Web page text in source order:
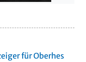
für Oberhes